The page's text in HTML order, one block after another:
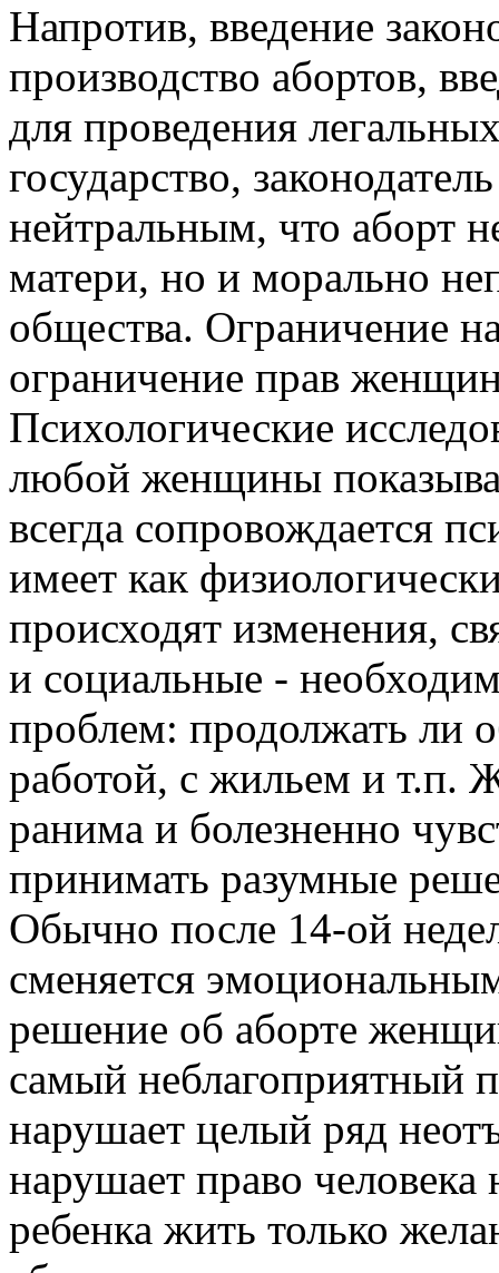
Напротив, введение
производство абортов,
для проведения
государство,
нейтральным, что аборт
матери, но и морально
общества. Ограничение
ограничение прав
Психологические
любой женщины
всегда сопровождается
имеет как
происходят изменения,
и социальные -
проблем: продолжать ли
работой, с жильем и т.п.
ранима и болезненно
принимать разумные
Обычно после 14-ой
сменяется
решение об аборте
самый неблагоприятный
нарушает целый ряд
нарушает право человека
ребенка жить только